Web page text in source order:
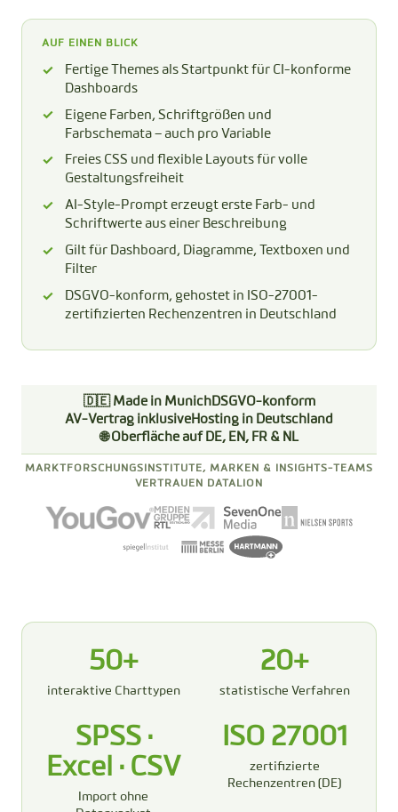
AUF EINEN BLICK
Fertige Themes als Startpunkt für CI-konforme
Dashboards
Eigene Farben, Schriftgrößen und
Farbschemata – auch pro Variable
Freies CSS und flexible Layouts für volle
Gestaltungsfreiheit
AI-Style-Prompt erzeugt erste Farb- und
Schriftwerte aus einer Beschreibung
Gilt für Dashboard, Diagramme, Textboxen und
Filter
DSGVO-konform, gehostet in ISO-27001-
zertifizierten Rechenzentren in Deutschland
🇩🇪 Made in MunichDSGVO-konform
AV-Vertrag inklusive Hosting in Deutschland
🌐 Oberfläche auf DE, EN, FR & NL
MARKTFORSCHUNGSINSTITUTE, MARKEN & INSIGHTS-TEAMS
VERTRAUEN DATALION
50+
interaktive Charttypen
20+
statistische Verfahren
SPSS ·
Excel · CSV
Import ohne
ISO 27001
zertifizierte
Rechenzentren (DE)